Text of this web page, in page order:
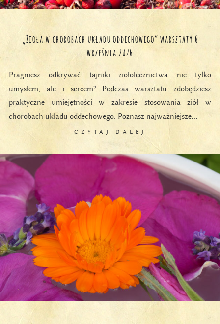
„Zioła w chorobach układu oddechowego” warsztaty 6
września 2026
Pragniesz odkrywać tajniki ziołolecznictwa nie tylko
umysłem, ale i sercem? Podczas warsztatu zdobędziesz
praktyczne umiejętności w zakresie stosowania ziół w
chorobach układu oddechowego. Poznasz najważniejsze…
CZYTAJ DALEJ